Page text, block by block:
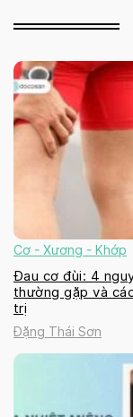
Cơ - Xương - Khớp
Đau cơ đùi: 4
thường gặp và
trị
Đặng Thái Sơn